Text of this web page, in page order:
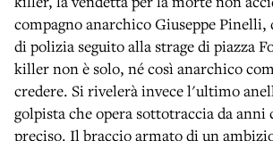
compagno anarchico Giuseppe
di polizia seguito alla strage di piazza
killer non è solo, né così anarchico
credere. Si rivelerà invece l'ultimo
golpista che opera sottotraccia da anni
preciso. Il braccio armato di un